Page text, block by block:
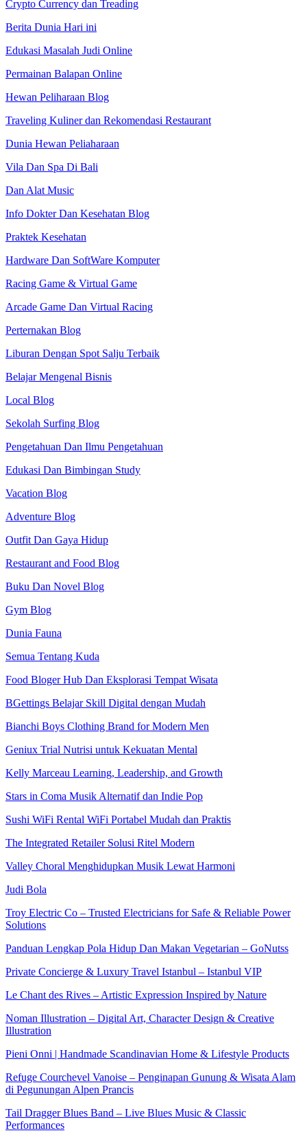
Crypto Currency dan Treading
Berita Dunia Hari ini
Edukasi Masalah Judi Online
Permainan Balapan Online
Hewan Peliharaan Blog
Traveling Kuliner dan Rekomendasi Restaurant
Dunia Hewan Peliaharaan
Vila Dan Spa Di Bali
Dan Alat Music
Info Dokter Dan Kesehatan Blog
Praktek Kesehatan
Hardware Dan SoftWare Komputer
Racing Game & Virtual Game
Arcade Game Dan Virtual Racing
Perternakan Blog
Liburan Dengan Spot Salju Terbaik
Belajar Mengenal Bisnis
Local Blog
Sekolah Surfing Blog
Pengetahuan Dan Ilmu Pengetahuan
Edukasi Dan Bimbingan Study
Vacation Blog
Adventure Blog
Outfit Dan Gaya Hidup
Restaurant and Food Blog
Buku Dan Novel Blog
Gym Blog
Dunia Fauna
Semua Tentang Kuda
Food Bloger Hub Dan Eksplorasi Tempat Wisata
BGettings Belajar Skill Digital dengan Mudah
Bianchi Boys Clothing Brand for Modern Men
Geniux Trial Nutrisi untuk Kekuatan Mental
Kelly Marceau Learning, Leadership, and Growth
Stars in Coma Musik Alternatif dan Indie Pop
Sushi WiFi Rental WiFi Portabel Mudah dan Praktis
The Integrated Retailer Solusi Ritel Modern
Valley Choral Menghidupkan Musik Lewat Harmoni
Judi Bola
Troy Electric Co – Trusted Electricians for Safe & Reliable Power
Solutions
Panduan Lengkap Pola Hidup Dan Makan Vegetarian – GoNutss
Private Concierge & Luxury Travel Istanbul – Istanbul VIP
Le Chant des Rives – Artistic Expression Inspired by Nature
Noman Illustration – Digital Art, Character Design & Creative
Illustration
Pieni Onni | Handmade Scandinavian Home & Lifestyle Products
Refuge Courchevel Vanoise – Penginapan Gunung & Wisata Alam
di Pegunungan Alpen Prancis
Tail Dragger Blues Band – Live Blues Music & Classic
Performances